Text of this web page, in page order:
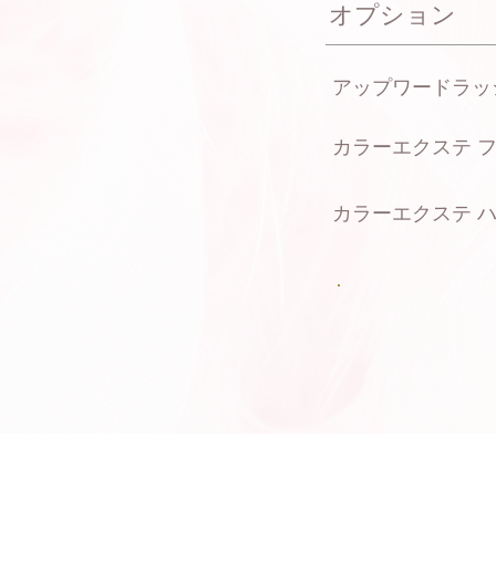
オプション
アップワードラ
カラーエクステ
カラーエクステ